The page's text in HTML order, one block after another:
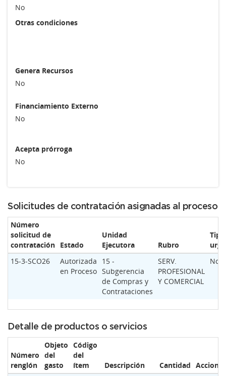
No
Otras condiciones
Genera Recursos
No
Financiamiento Externo
No
Acepta prórroga
No
Solicitudes de contratación asignadas al proceso
Número
solicitud de
contratación Estado
Unidad
Ejecutora
Rubro
15-3-SCO26
Autorizada
en Proceso
15 -
Subgerencia
de Compras y
Contrataciones
SERV.
PROFESIONAL
Y COMERCIAL
Detalle de productos o servicios
Número
renglón
Objeto
del
gasto
Código
del
ítem
Descripción Cantidad Acciones